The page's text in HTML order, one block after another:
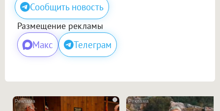
Сообщить новость
Размещение рекламы
Макс Телеграм
i